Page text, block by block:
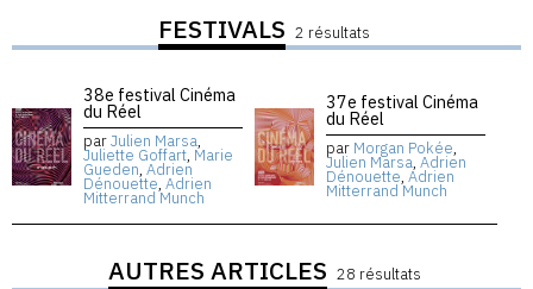
FESTIVALS 2 résultats
38e festival Cinéma
du Réel
parJulien Marsa,
Juliette Goffart, Marie
Gueden, Adrien
Dénouette, Adrien
Mitterrand Munch
37e festival Cinéma
du Réel
par Morgan Pokée,
Julien Marsa, Adrien
Dénouette, Adrien
Mitterrand Munch
AUTRES ARTICLES 28 résultats